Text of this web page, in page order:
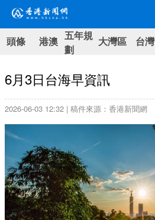
頭條 港澳 五年規
劃
大灣區 台灣
6月3日台海早資訊
2026-06-03 12:32 | 稿件來源：香港新聞網